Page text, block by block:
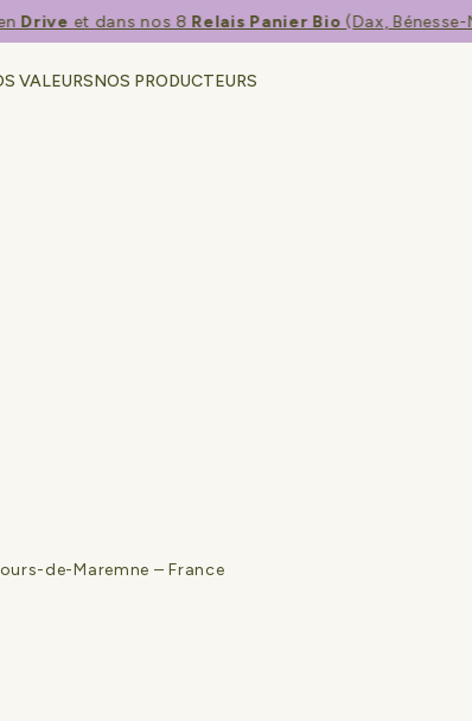
et dans nos 8Relais Panier Bio(Dax, Bénesse-
VALEURSNOS PRODUCTEURS
de-Maremne – France